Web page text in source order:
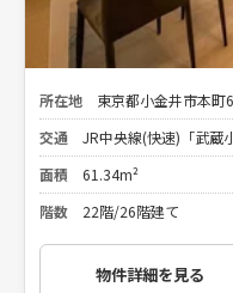
所在地
東京都小金井市本町
交通
JR中央線(快速)「武蔵
面積
61.34m²
階数
22階/26階建て
物件詳細を見る